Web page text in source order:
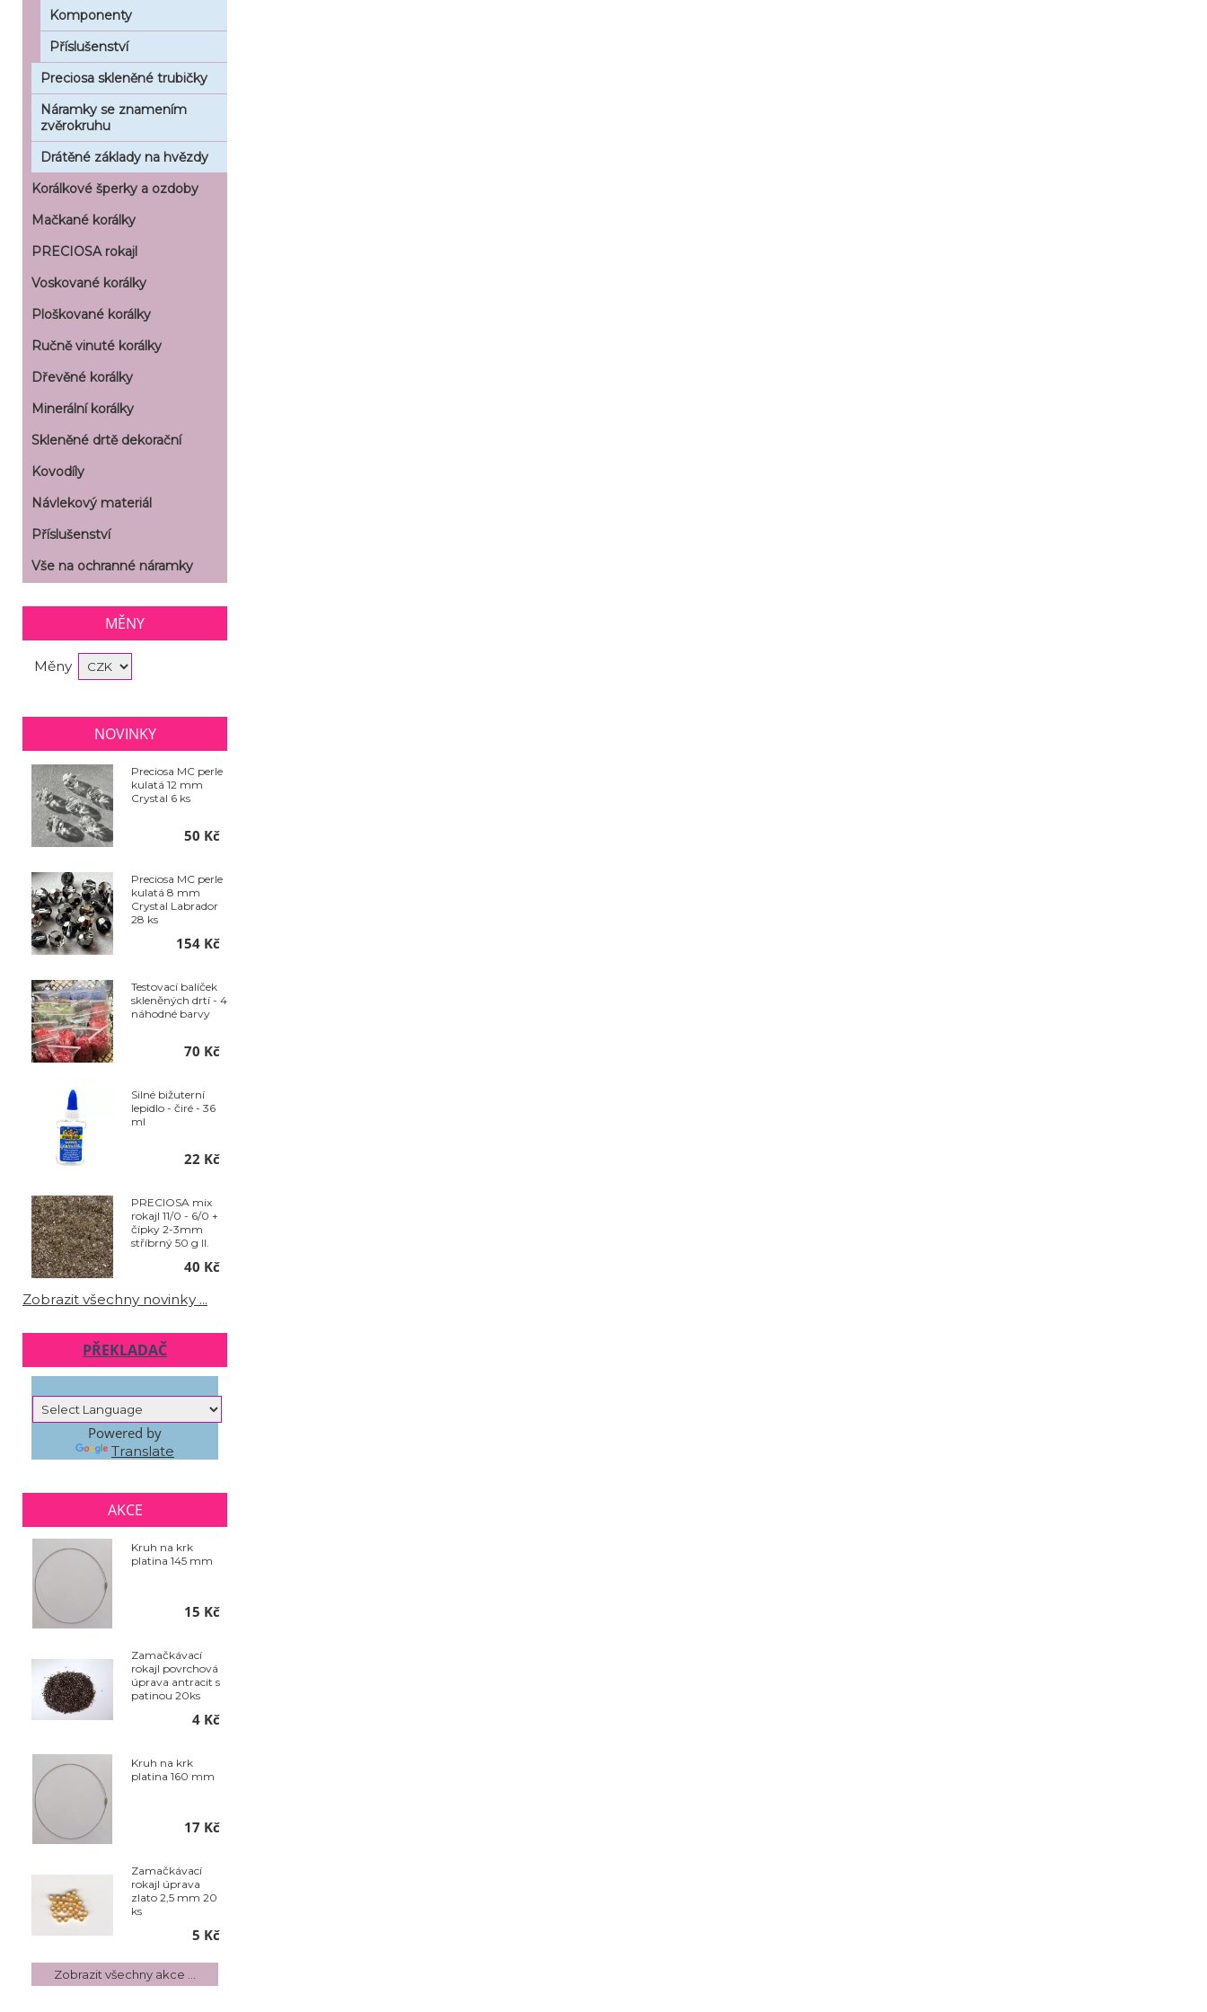
Komponenty
Příslušenství
Preciosa skleněné trubičky
Náramky se znamením
zvěrokruhu
Drátěné základy na hvězdy
Korálkové šperky a ozdoby
Mačkané korálky
PRECIOSA rokajl
Voskované korálky
Ploškované korálky
Ručně vinuté korálky
Dřevěné korálky
Minerální korálky
Skleněné drtě dekorační
Kovodíly
Návlekový materiál
Příslušenství
Vše na ochranné náramky
MĚNY
Měny
NOVINKY
Preciosa MC perle
kulatá 12 mm
Crystal 6 ks
50 Kč
Preciosa MC perle
kulatá 8 mm
Crystal Labrador
28 ks
154 Kč
Testovací balíček
skleněných drtí - 4
náhodné barvy
70 Kč
Silné bižuterní
lepidlo - čiré - 36
ml
22 Kč
PRECIOSA mix
rokajl 11/0 - 6/0 +
čípky 2-3mm
stříbrný 50 g II.
40 Kč
Zobrazit všechny novinky ...
PŘEKLADAČ
Powered by
Translate
AKCE
Kruh na krk
platina 145 mm
15 Kč
Zamačkávací
rokajl povrchová
úprava antracit s
patinou 20ks
4 Kč
Kruh na krk
platina 160 mm
17 Kč
Zamačkávací
rokajl úprava
zlato 2,5 mm 20
ks
5 Kč
Zobrazit všechny akce ...